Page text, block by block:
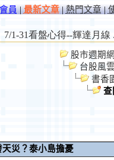
員|最新文章|熱門文章|
股市週期
台股風
書香
查
災？泰小島擔憂